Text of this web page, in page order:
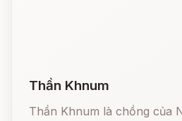
Thần Khnum
Thần Khnum là chồng của